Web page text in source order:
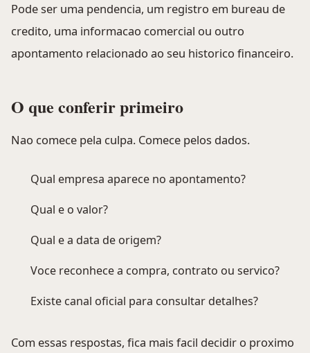
Pode ser uma pendencia, um registro em bureau de
credito, uma informacao comercial ou outro
apontamento relacionado ao seu historico financeiro.
O que conferir primeiro
Nao comece pela culpa. Comece pelos dados.
Qual empresa aparece no apontamento?
Qual e o valor?
Qual e a data de origem?
Voce reconhece a compra, contrato ou servico?
Existe canal oficial para consultar detalhes?
Com essas respostas, fica mais facil decidir o proximo